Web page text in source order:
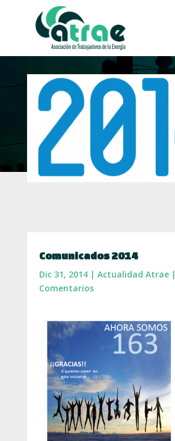
Comunicados 2014
Dic 31, 2014| Actualidad Atrae|
Comentarios